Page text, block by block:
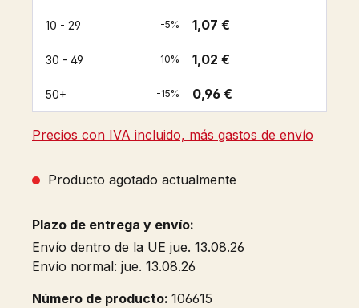
10 - 29 -5% 1,07 €
30 - 49 -10% 1,02 €
50+ -15% 0,96 €
Precios con IVA incluido, más gastos de envío
Producto agotado actualmente
Plazo de entrega y envío:
Envío dentro de la UE jue. 13.08.26
Envío normal: jue. 13.08.26
Número de producto: 106615